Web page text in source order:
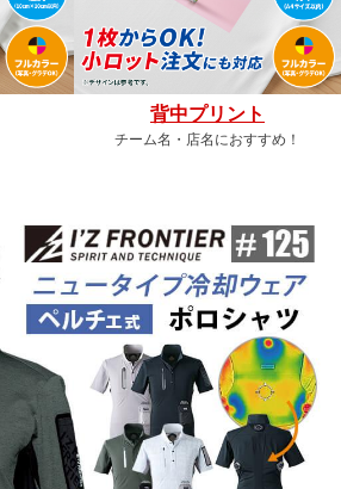
背中プリント
チーム名・店名におすすめ！